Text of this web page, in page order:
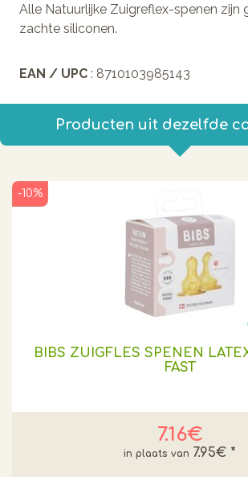
Alle Natuurlijke Zuigreflex-spenen zijn
zachte siliconen.
EAN / UPC : 8710103985143
Producten uit dezelfde
BIBS ZUIGFLES SPENEN
FAST
7.16€
-10%
7.95€ *